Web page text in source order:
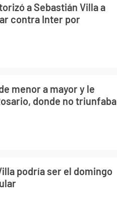
a Sebastián Villa a
contra Inter por
menor a mayor y le
donde no triunfaba
podría ser el domingo